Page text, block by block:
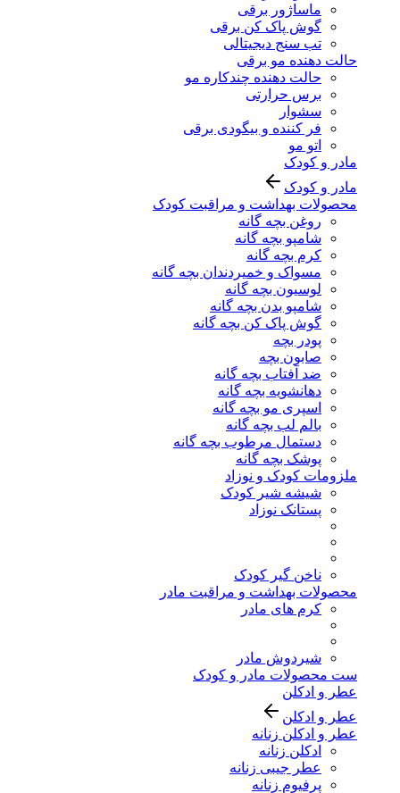
ماساژور برقی
گوش پاک کن برقی
تب سنج دیجیتالی
حالت دهنده مو برقی
حالت دهنده چندکاره مو
برس حرارتی
سشوار
فر کننده و بیگودی برقی
اتو مو
مادر و کودک
مادر و کودک
محصولات بهداشت و مراقبت کودک
روغن بچه گانه
شامپو بچه گانه
کرم بچه گانه
مسواک و خمیردندان بچه گانه
لوسیون بچه گانه
شامپو بدن بچه گانه
گوش پاک کن بچه گانه
پودر بچه
صابون بچه
ضد آفتاب بچه گانه
دهانشویه بچه گانه
اسپری مو بچه گانه
بالم لب بچه گانه
دستمال مرطوب بچه گانه
پوشک بچه گانه
ملزومات کودک و نوزاد
شیشه شیر کودک
پستانک نوزاد
ناخن گیر کودک
محصولات بهداشت و مراقبت مادر
کرم های مادر
شیردوش مادر
ست محصولات مادر و کودک
عطر و ادکلن
عطر و ادکلن
عطر و ادکلن زنانه
ادکلن زنانه
عطر جیبی زنانه
پرفیوم زنانه